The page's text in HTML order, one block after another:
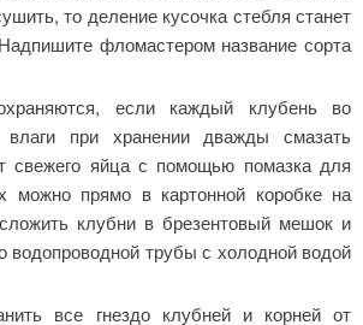
то деление кусочка стебля станет
фломастером название сорта
если каждый клубень во
влаги при хранении дважды смазать
свежего яйца с помощью помазка для
можно прямо в картонной коробке на
клубни в брезентовый мешок и
водопроводной трубы с холодной водой
все гнездо клубней и корней от